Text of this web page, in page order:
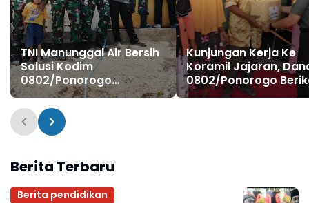
TNI Manunggal Air Bersih
Solusi Kodim
0802/Ponorogo
Sejahterakan Warga
Kunjungan Kerja Ke
Koramil Jajaran,
0802/Ponorogo
Bansos Kepada
Berita Terbaru
Berita pendidikan